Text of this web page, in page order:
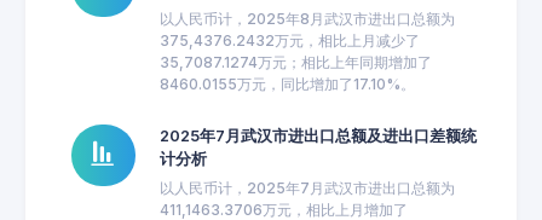
以人民币计，2025年8月武汉市进出口总额为
375,4376.2432万元，相比上月减少了
35,7087.1274万元；相比上年同期增加了
8460.0155万元，同比增加了17.10%。
2025年7月武汉市进出口总额及进出口差额统
计分析
以人民币计，2025年7月武汉市进出口总额为
411,1463.3706万元，相比上月增加了